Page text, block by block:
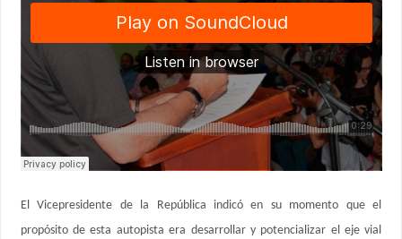
El Vicepresidente de la República indicó en su momento que el
propósito de esta autopista era desarrollar y potencializar el eje vial